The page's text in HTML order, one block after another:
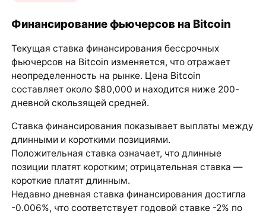
Финансирование фьючерсов на Bitcoin
Текущая ставка финансирования бессрочных
фьючерсов на Bitcoin изменяется, что отражает
неопределенность на рынке. Цена Bitcoin
составляет около $80,000 и находится ниже 200-
дневной скользящей средней.
Ставка финансирования показывает выплаты между
длинными и короткими позициями.
Положительная ставка означает, что длинные
позиции платят коротким; отрицательная ставка —
короткие платят длинным.
Недавно дневная ставка финансирования достигла
-0.006%, что соответствует годовой ставке -2% по